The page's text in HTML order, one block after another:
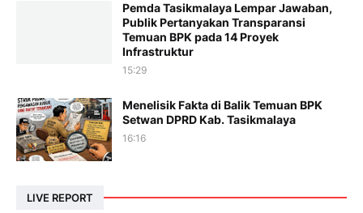
Pemda Tasikmalaya Lempar Jawaban,
Publik Pertanyakan Transparansi
Temuan BPK pada 14 Proyek
Infrastruktur
15:29
Menelisik Fakta di Balik Temuan BPK
Setwan DPRD Kab. Tasikmalaya
16:16
LIVE REPORT